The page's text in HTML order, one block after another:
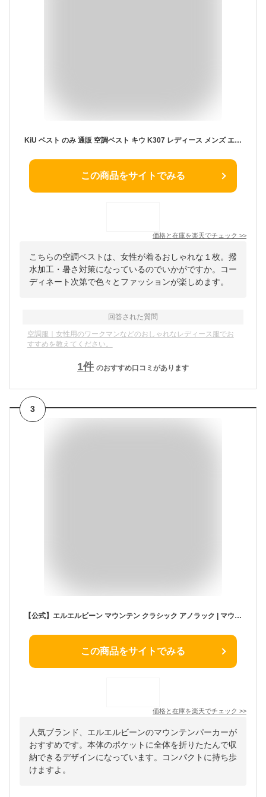
KiU ベスト のみ 通販 空調ベスト キウ K307 レディース メンズ エアコンディションドベスト 空調 服 撥水 はっ水 熱中症対策 暑さ対策 ユニセックス キャンプ フェス デイリー 釣り フィッシング アウトドアウエア アウトドアウェア
この商品をサイトでみる
価格と在庫を楽天でチェック >>
こちらの空調ベストは、女性が着るおしゃれな１枚。撥
水加工・暑さ対策になっているのでいかがですか。コー
ディネート次第で色々とファッションが楽しめます。
回答された質問
空調服｜女性用のワークマンなどのおしゃれなレディース服でお
すすめを教えてください。
1件 のおすすめ口コミがあります
3
【公式】エルエルビーン マウンテン クラシック アノラック | マウンテンパーカー ジャケット アウター ウィメンズ レディース アウトドア ブランド プルオーバー ハーフジップ l.l.bean llbean llビーン llbeen ウィンドブレーカー
この商品をサイトでみる
価格と在庫を楽天でチェック >>
人気ブランド、エルエルビーンのマウンテンパーカーが
おすすめです。本体のポケットに全体を折りたたんで収
納できるデザインになっています。コンパクトに持ち歩
けますよ。